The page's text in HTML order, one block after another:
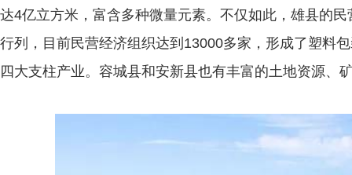
达4亿立方米，富含多种微量元素。不仅如此，雄县的
行列，目前民营经济组织达到13000多家，形成了塑料
四大支柱产业。容城县和安新县也有丰富的土地资源、